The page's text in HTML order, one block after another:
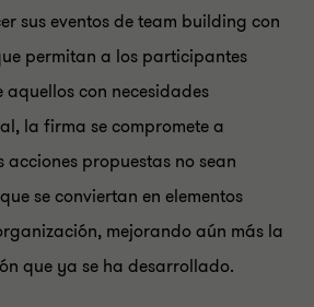
sus eventos de team building con
permitan a los participantes
aquellos con necesidades
la firma se compromete a
propuestas no sean
se conviertan en elementos
mejorando aún más la
que ya se ha desarrollado.